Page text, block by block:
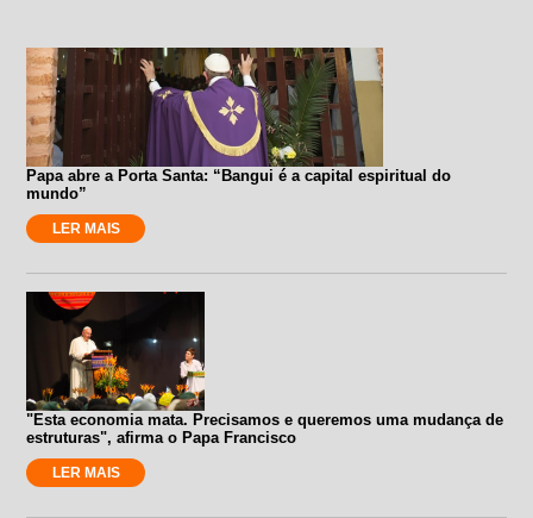
Papa abre a Porta Santa: “Bangui é a capital espiritual do
mundo”
LER MAIS
"Esta economia mata. Precisamos e queremos uma mudança de
estruturas", afirma o Papa Francisco
LER MAIS